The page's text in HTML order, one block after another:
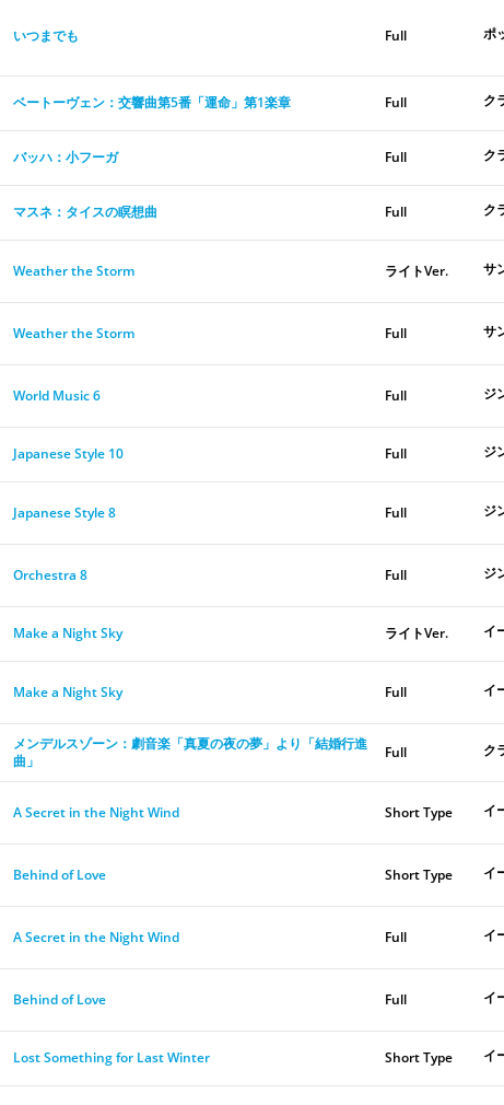
いつまでも Full ポ
ベートーヴェン：交響曲第5番「運命」第1楽章 Full ク
バッハ：小フーガ Full ク
マスネ：タイスの瞑想曲 Full ク
Weather the Storm ライトVer. サ
Weather the Storm Full サ
World Music 6 Full ジ
Japanese Style 10 Full ジ
Japanese Style 8 Full ジ
Orchestra 8 Full ジ
Make a Night Sky ライトVer. イ
Make a Night Sky Full イ
メンデルスゾーン：劇音楽「真夏の夜の夢」より「結婚行進
曲」
Full ク
A Secret in the Night Wind Short Type イ
Behind of Love Short Type イ
A Secret in the Night Wind Full イ
Behind of Love Full イ
Lost Something for Last Winter Short Type イ